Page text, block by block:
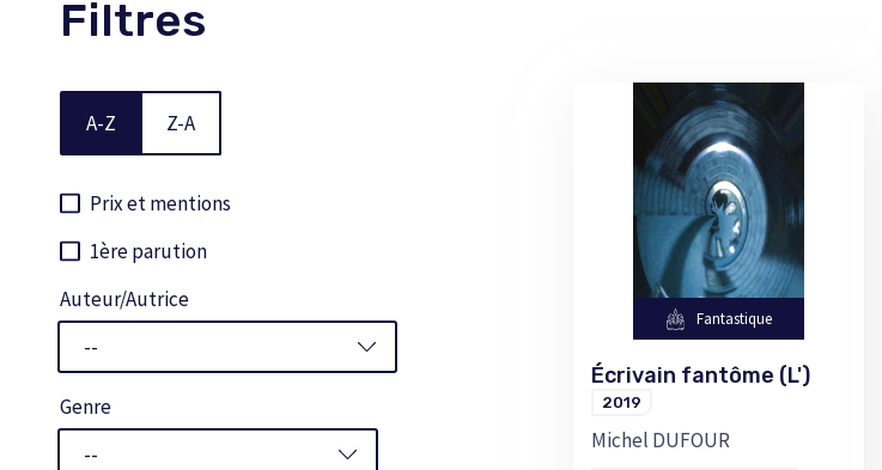
Filtres
A-Z Z-A
Prix et mentions
1ère parution
Auteur/Autrice
Genre
Fantastique
Écrivain fantôme (L')
2019
Michel DUFOUR